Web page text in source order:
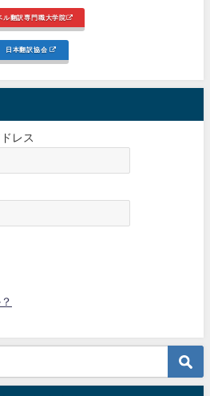
ル翻訳専門職大学院
日本翻訳協会
レス